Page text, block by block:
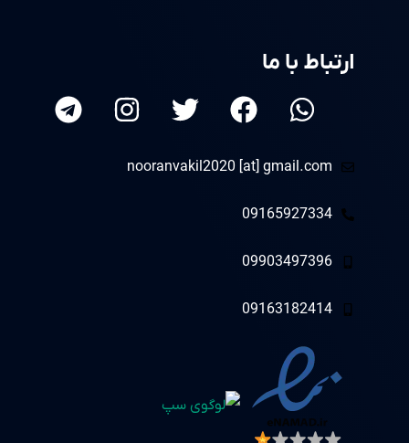
ارتباط با ما
nooranvakil2020 [at] gmail.com
09165927334
09903497396
09163182414